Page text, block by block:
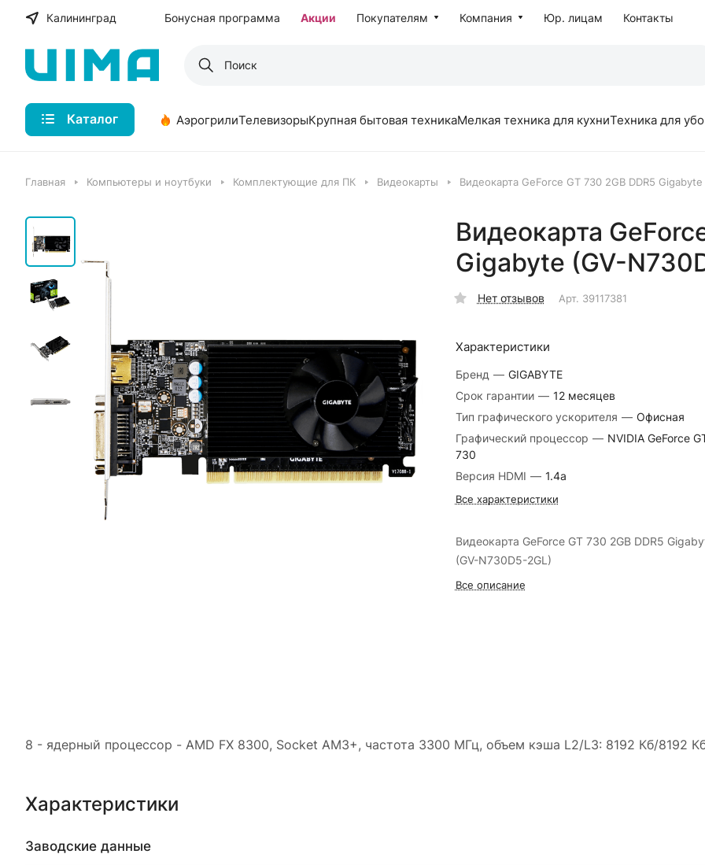
Калининград Бонусная программа Акции Покупателям Компания Юр. лицам Контакты
Каталог АэрогрилиТелевизорыКрупная бытовая техникаМелкая техника для кухниТехника для
Главная Компьютеры и ноутбуки Комплектующие для ПК Видеокарты Видеокарта GeForce GT 730 2GB DDR5
Видеокарта
Gigabyte (GV-
Нет отзывов Арт. 39117381
Характеристики
Бренд — GIGABYTE
Срок гарантии — 12 месяцев
Тип графического ускорителя — Офисная
Графический процессор — NVIDIA GeForce
730
Версия HDMI — 1.4a
Все характеристики
Видеокарта GeForce GT 730 2GB DDR5
(GV-N730D5-2GL)
Все описание
8 - ядерный процессор - AMD FX 8300, Socket AM3+, частота 3300 МГц, объем кэша L2/L3: 8192 Кб/8192
Характеристики
Заводские данные